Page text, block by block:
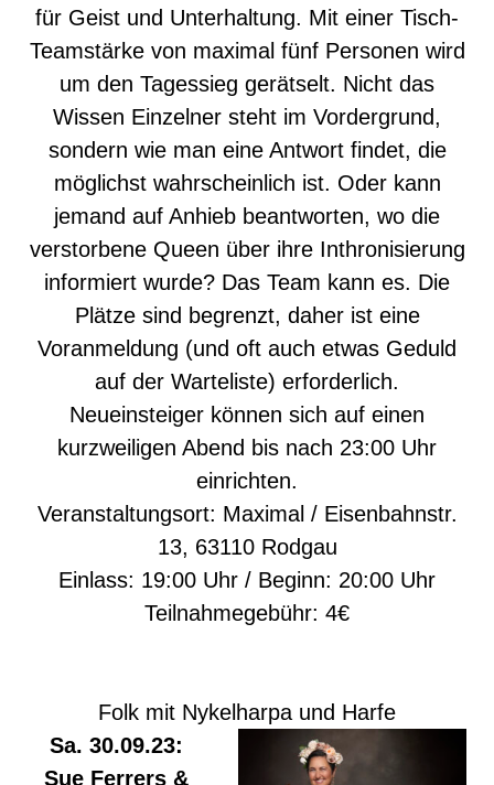
für Geist und Unterhaltung. Mit einer Tisch-
Teamstärke von maximal fünf Personen wird
um den Tagessieg gerätselt. Nicht das
Wissen Einzelner steht im Vordergrund,
sondern wie man eine Antwort findet, die
möglichst wahrscheinlich ist. Oder kann
jemand auf Anhieb beantworten, wo die
verstorbene Queen über ihre Inthronisierung
informiert wurde? Das Team kann es. Die
Plätze sind begrenzt, daher ist eine
Voranmeldung (und oft auch etwas Geduld
auf der Warteliste) erforderlich.
Neueinsteiger können sich auf einen
kurzweiligen Abend bis nach 23:00 Uhr
einrichten.
Veranstaltungsort: Maximal / Eisenbahnstr.
13, 63110 Rodgau
Einlass: 19:00 Uhr / Beginn: 20:00 Uhr
Teilnahmegebühr: 4€
Folk mit Nykelharpa und Harfe
Sa. 30.09.23:
Sue Ferrers &